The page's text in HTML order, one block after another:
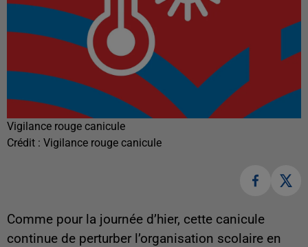
Vigilance rouge canicule
Crédit : Vigilance rouge canicule
Comme pour la journée d’hier, cette canicule
continue de perturber l’organisation scolaire en